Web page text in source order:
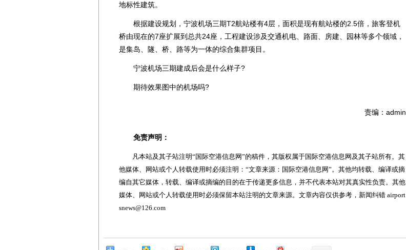
地标性建筑。
根据建设规划，宁波机场三期T2航站楼有4层，面积是现有航站楼的2.5倍，旅客登机
桥由现在的7座扩展到总共24座，工程建设涉及交通机电、路面、房建、园林等多个领域，
是集岛、隧、桥、路等为一体的综合集群项目。
宁波机场三期建成后会是什么样子?
期待效果图中的机场吗?
责编：admin
免责声明：
凡本站及其子站注明“国际空港信息网”的稿件，其版权属于国际空港信息网及其子站所有。其
他媒体、网站或个人转载使用时必须注明：“文章来源：国际空港信息网”。其他均转载、编译或摘
编自其它媒体，转载、编译或摘编的目的在于传递更多信息，并不代表本站对其真实性负责。其他
媒体、网站或个人转载使用时必须保留本站注明的文章来源。文章内容仅供参考，新闻纠错 airport
snews@126.com